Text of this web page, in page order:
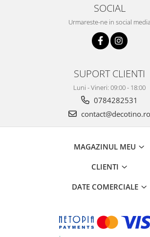
SOCIAL
Urmareste-ne in social media
SUPORT CLIENTI
Luni - Vineri: 09:00 - 18:00
0784282531
contact@decotino.ro
MAGAZINUL MEU
CLIENTI
DATE COMERCIALE